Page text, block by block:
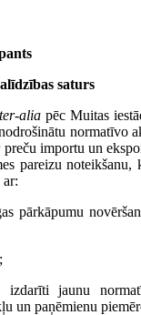
saturs
alia pēc Muitas
normatīvo
importu un
pareizu noteikšanu,
pārkāpumu
izdarīti jaunu
un paņēmienu